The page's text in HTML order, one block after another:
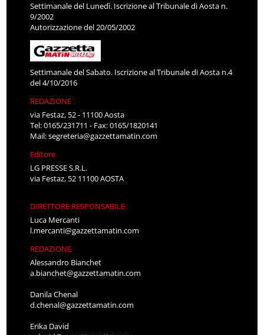
Settimanale del Lunedì. Iscrizione al Tribunale di Aosta n.
9/2002
Autorizzazione del 20/05/2002
Settimanale del Sabato. Iscrizione al Tribunale di Aosta n.4
del 4/10/2016
REDAZIONE
via Festaz, 52 - 11100 Aosta
Tel: 0165/231711 - Fax: 0165/1820141
Mail:segreteria@gazzettamatin.com
Editore
LG PRESSE S.R.L.
via Festaz, 52 11100 AOSTA
DIRETTORE RESPONSABILE
Luca Mercanti
l.mercanti@gazzettamatin.com
REDAZIONE
Alessandro Bianchet
a.bianchet@gazzettamatin.com
Danila Chenal
d.chenal@gazzettamatin.com
Erika David